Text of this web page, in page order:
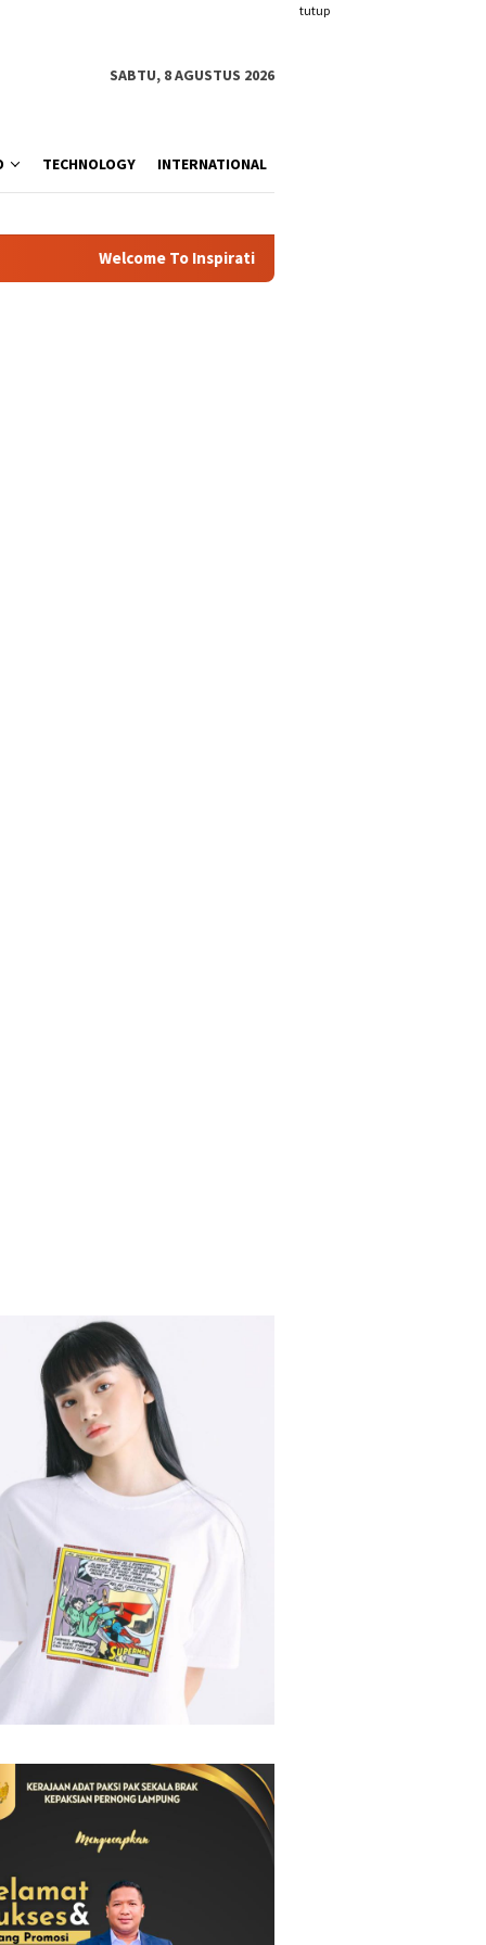
tutup
SABTU, 8 AGUSTUS 2026
TECHNOLOGY INTERNATIONAL
Welcome To Inspiration.com